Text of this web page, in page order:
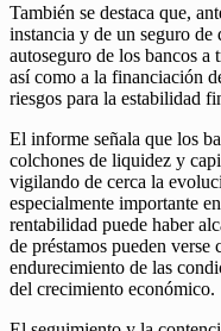
También se destaca que,
instancia y de un seguro de
autoseguro de los bancos
así como a la financiación
riesgos para la estabilidad
El informe señala que los
colchones de liquidez y
vigilando de cerca la
especialmente importante
rentabilidad puede haber
de préstamos pueden verse
endurecimiento de las
del crecimiento económico.